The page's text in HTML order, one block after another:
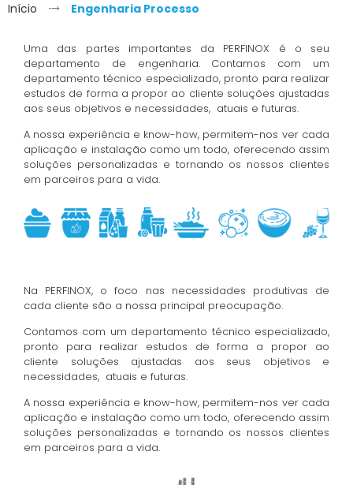
Início Engenharia Processo
Uma das partes importantes da PERFINOX é o seu
departamento de engenharia. Contamos com um
departamento técnico especializado, pronto para realizar
estudos de forma a propor ao cliente soluções ajustadas
aos seus objetivos e necessidades, atuais e futuras.
A nossa experiência e know-how, permitem-nos ver cada
aplicação e instalação como um todo, oferecendo assim
soluções personalizadas e tornando os nossos clientes
em parceiros para a vida.
Na PERFINOX, o foco nas necessidades produtivas de
cada cliente são a nossa principal preocupação.
Contamos com um departamento técnico especializado,
pronto para realizar estudos de forma a propor ao
cliente soluções ajustadas aos seus objetivos e
necessidades, atuais e futuras.
A nossa experiência e know-how, permitem-nos ver cada
aplicação e instalação como um todo, oferecendo assim
soluções personalizadas e tornando os nossos clientes
em parceiros para a vida.